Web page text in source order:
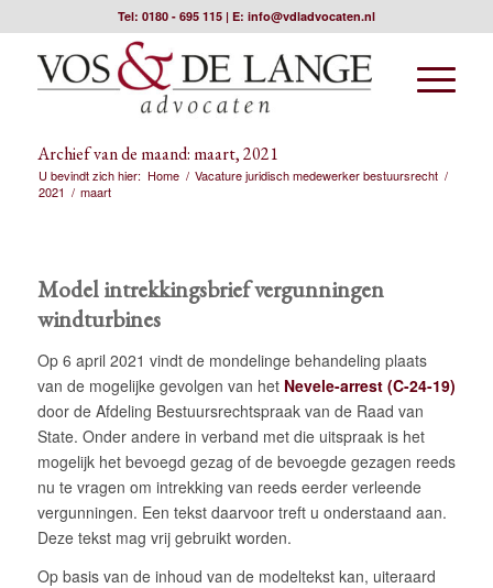
Tel: 0180 - 695 115| E: info@vdladvocaten.nl
Archief van de maand: maart, 2021
U bevindt zich hier: Home / Vacature juridisch medewerker bestuursrecht /
2021 / maart
Model intrekkingsbrief vergunningen
windturbines
Op 6 april 2021 vindt de mondelinge behandeling plaats
van de mogelijke gevolgen van het Nevele-arrest (C-24-19)
door de Afdeling Bestuursrechtspraak van de Raad van
State. Onder andere in verband met die uitspraak is het
mogelijk het bevoegd gezag of de bevoegde gezagen reeds
nu te vragen om intrekking van reeds eerder verleende
vergunningen. Een tekst daarvoor treft u onderstaand aan.
Deze tekst mag vrij gebruikt worden.
Op basis van de inhoud van de modeltekst kan, uiteraard